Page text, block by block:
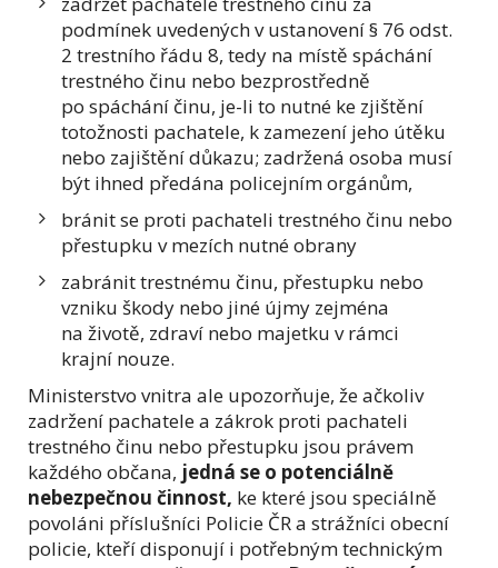
podmínek uvedených v ustanovení§ 76 odst.
2 trestního řádu 8, tedy na místě spáchání
trestného činu nebo bezprostředně
po spáchání činu, je-li to nutné ke zjištění
totožnosti pachatele, k zamezení jeho útěku
nebo zajištění důkazu; zadržená osoba musí
být ihned předána policejním orgánům,
bránit se proti pachateli trestného činu nebo
přestupku v mezích nutnéobrany
zabránit trestnému činu, přestupku nebo
vzniku škody nebo jiné újmy zejména
na životě, zdraví nebo majetku v rámci
krajní nouze.
Ministerstvo vnitra ale upozorňuje, že ačkoliv
zadržení pachatele a zákrok proti pachateli
trestného činu nebo přestupku jsou právem
každého občana, jedná se o potenciálně
nebezpečnou činnost, ke které jsou speciálně
povoláni příslušníci Policie ČR a strážníci obecní
policie, kteří disponují i potřebným technickým